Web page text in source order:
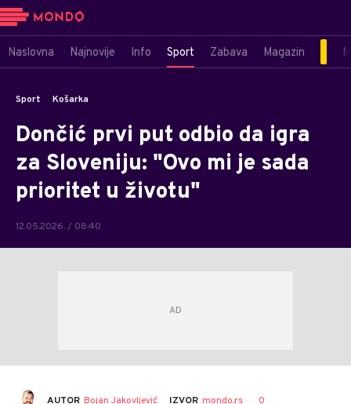
Naslovna Najnovije Info Sport Zabava Magazin
Sport Košarka
Dončić prvi put odbio da igra
za Sloveniju: "Ovo mi je sada
prioritet u životu"
12.05.2026. / 08:40
AUTOR Bojan Jakovljević IZVOR mondo.rs 0